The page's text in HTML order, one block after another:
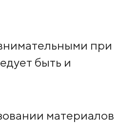
при
быть и
материалов